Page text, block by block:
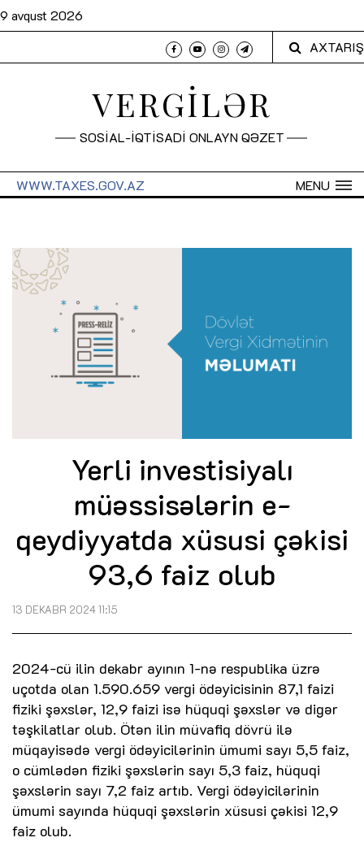
9 avqust 2026
AXTARIŞ
VERGİLƏR
SOSİAL-İQTİSADİ ONLAYN QƏZET
MENU
WWW.TAXES.GOV.AZ
Yerli investisiyalı
müəssisələrin e-
qeydiyyatda xüsusi çəkisi
93,6 faiz olub
13 DEKABR 2024 11:15
2024-cü ilin dekabr ayının 1-nə respublika üzrə
uçotda olan 1.590.659 vergi ödəyicisinin 87,1 faizi
fiziki şəxslər, 12,9 faizi isə hüquqi şəxslər və digər
təşkilatlar olub. Ötən ilin müvafiq dövrü ilə
müqayisədə vergi ödəyicilərinin ümumi sayı 5,5 faiz,
o cümlədən fiziki şəxslərin sayı 5,3 faiz, hüquqi
şəxslərin sayı 7,2 faiz artıb. Vergi ödəyicilərinin
ümumi sayında hüquqi şəxslərin xüsusi çəkisi 12,9
faiz olub.